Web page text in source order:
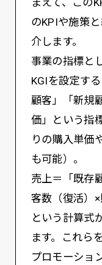
まえて、この
のKPIや施策
介します。
事業の指標と
KGIを設定す
顧客」「新規
価」という指
りの購入単価
も可能）。
売上＝「既存
客数（復活）×
という計算式
ます。これら
プロモーショ